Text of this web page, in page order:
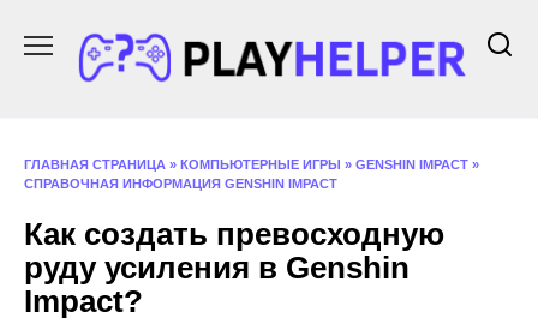
содержанию
ГЛАВНАЯ СТРАНИЦА » КОМПЬЮТЕРНЫЕ ИГРЫ » GENSHIN IMPACT »
СПРАВОЧНАЯ ИНФОРМАЦИЯ GENSHIN IMPACT
Как создать превосходную
руду усиления в Genshin
Impact?